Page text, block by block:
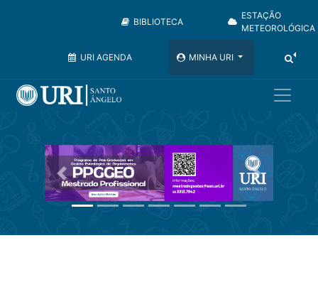
BIBLIOTECA
ESTAÇÃO
METEOROLÓGICA
URI AGENDA MINHA URI
Anterior Próximo